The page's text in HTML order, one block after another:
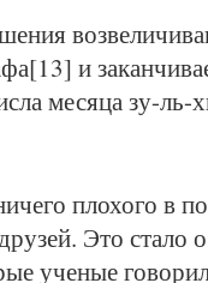
и
месяца зу-ль-
плохого в
Это стало
ученые